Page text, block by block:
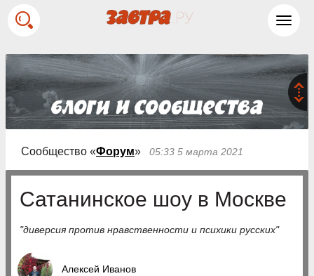
Сообщество «Форум» 05:33 5 марта 2021
Сатанинское шоу в Москве
"диверсия против нравственности и психики русских"
Алексей Иванов